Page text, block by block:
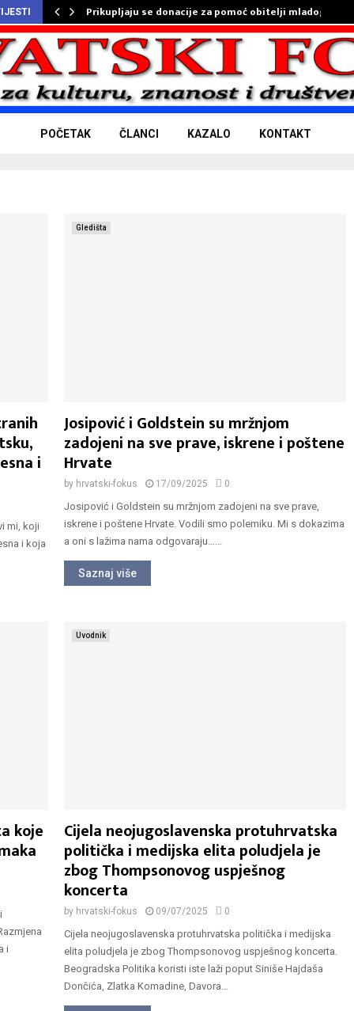
Prikupljaju se donacije za pomoć obitelji mladog…
POČETAK ČLANCI KAZALO KONTAKT
i
mi, koji
i koja
Gledišta
Josipović i Goldstein su mržnjom
zadojeni na sve prave, iskrene i poštene
Hrvate
by hrvatski-fokus 17/09/2025 0
Josipović i Goldstein su mržnjom zadojeni na sve prave,
iskrene i poštene Hrvate. Vodili smo polemiku. Mi s dokazima
a oni s lažima nama odgovaraju…...
Saznaj više
koje
i
Uvodnik
Cijela neojugoslavenska protuhrvatska
politička i medijska elita poludjela je
zbog Thompsonovog uspješnog
koncerta
by hrvatski-fokus 09/07/2025 0
Cijela neojugoslavenska protuhrvatska politička i medijska
elita poludjela je zbog Thompsonovog uspješnog koncerta.
Beogradska Politika koristi iste laži poput Siniše Hajdaša
Dončića, Zlatka Komadine, Davora...